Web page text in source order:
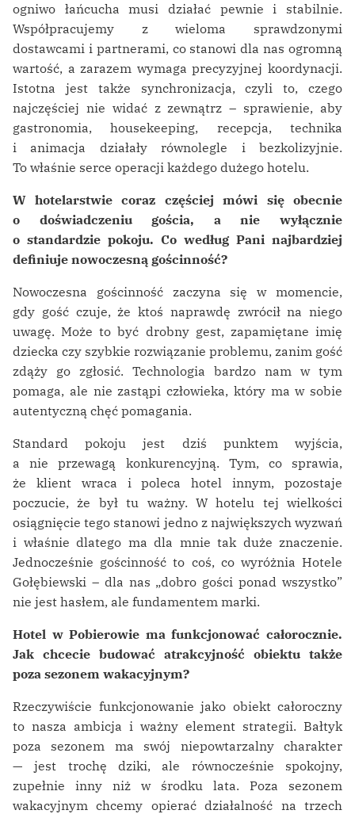
ogniwo łańcucha musi działać pewnie i stabilnie.
Współpracujemy z wieloma sprawdzonymi
dostawcami i partnerami, co stanowi dla nas ogromną
wartość, a zarazem wymaga precyzyjnej koordynacji.
Istotna jest także synchronizacja, czyli to, czego
najczęściej nie widać z zewnątrz – sprawienie, aby
gastronomia, housekeeping, recepcja, technika
i animacja działały równolegle i bezkolizyjnie.
To właśnie serce operacji każdego dużego hotelu.
W hotelarstwie coraz częściej mówi się obecnie
o doświadczeniu gościa, a nie wyłącznie
o standardzie pokoju. Co według Pani najbardziej
definiuje nowoczesną gościnność?
Nowoczesna gościnność zaczyna się w momencie,
gdy gość czuje, że ktoś naprawdę zwrócił na niego
uwagę. Może to być drobny gest, zapamiętane imię
dziecka czy szybkie rozwiązanie problemu, zanim gość
zdąży go zgłosić. Technologia bardzo nam w tym
pomaga, ale nie zastąpi człowieka, który ma w sobie
autentyczną chęć pomagania.
Standard pokoju jest dziś punktem wyjścia,
a nie przewagą konkurencyjną. Tym, co sprawia,
że klient wraca i poleca hotel innym, pozostaje
poczucie, że był tu ważny. W hotelu tej wielkości
osiągnięcie tego stanowi jedno z największych wyzwań
i właśnie dlatego ma dla mnie tak duże znaczenie.
Jednocześnie gościnność to coś, co wyróżnia Hotele
Gołębiewski – dla nas „dobro gości ponad wszystko”
nie jest hasłem, ale fundamentem marki.
Hotel w Pobierowie ma funkcjonować całorocznie.
Jak chcecie budować atrakcyjność obiektu także
poza sezonem wakacyjnym?
Rzeczywiście funkcjonowanie jako obiekt całoroczny
to nasza ambicja i ważny element strategii. Bałtyk
poza sezonem ma swój niepowtarzalny charakter
— jest trochę dziki, ale równocześnie spokojny,
zupełnie inny niż w środku lata. Poza sezonem
wakacyjnym chcemy opierać działalność na trzech